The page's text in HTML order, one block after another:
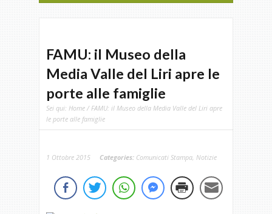
FAMU: il Museo della
Media Valle del Liri apre le
porte alle famiglie
Sei qui: Home / FAMU: il Museo della Media Valle del Liri apre
le porte alle famiglie
1 Ottobre 2015 Categories: Comunicati Stampa Notizie